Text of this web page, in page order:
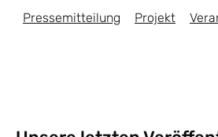
Pressemitteilung Projekt